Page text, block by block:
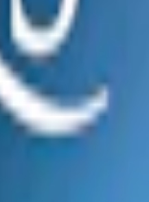
mentol, sötningsmedel